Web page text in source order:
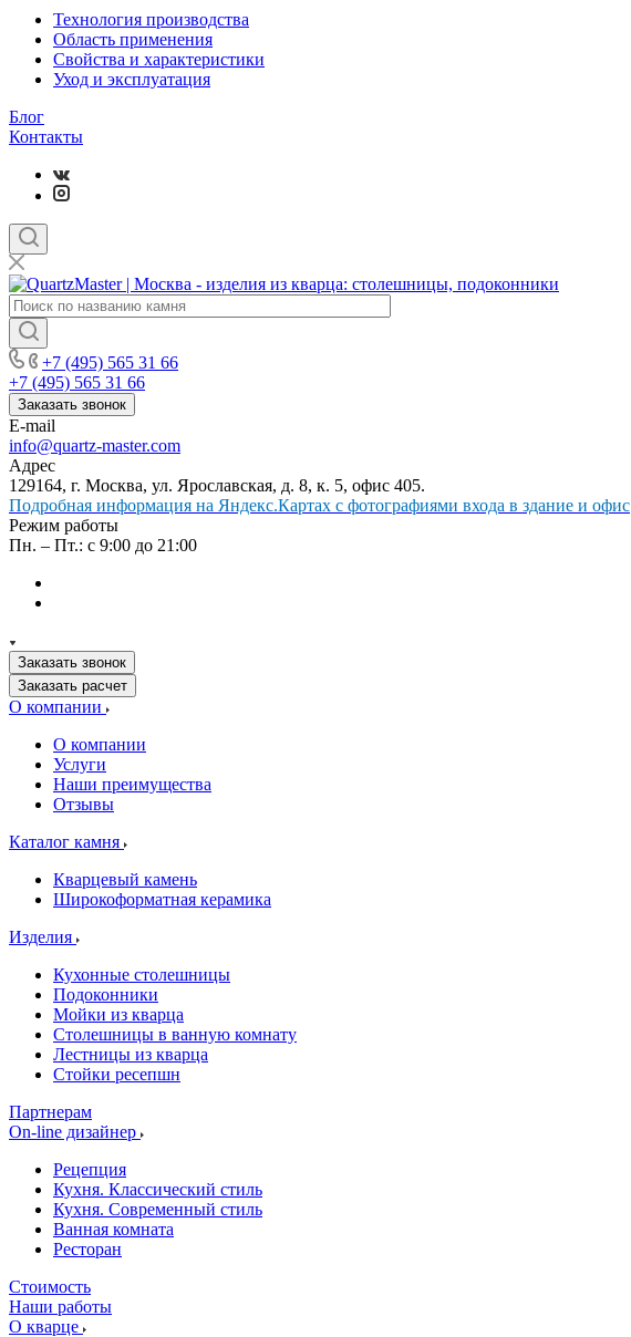
Технология производства
Область применения
Свойства и характеристики
Уход и эксплуатация
Блог
Контакты
+7 (495) 565 31 66
+7 (495) 565 31 66
Заказать звонок
E-mail
info@quartz-master.com
Адрес
129164, г. Москва, ул. Ярославская, д. 8, к. 5, офис 405.
Подробная информация на Яндекс.Картах с фотографиями входа в здание и офис
Режим работы
Пн. – Пт.: с 9:00 до 21:00
Заказать звонок
Заказать расчет
О компании
О компании
Услуги
Наши преимущества
Отзывы
Каталог камня
Кварцевый камень
Широкоформатная керамика
Изделия
Кухонные столешницы
Подоконники
Мойки из кварца
Столешницы в ванную комнату
Лестницы из кварца
Стойки ресепшн
Партнерам
On-line дизайнер
Рецепция
Кухня. Классический стиль
Кухня. Современный стиль
Ванная комната
Ресторан
Стоимость
Наши работы
О кварце